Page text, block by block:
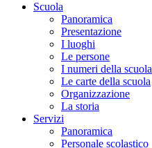
Scuola
Panoramica
Presentazione
I luoghi
Le persone
I numeri della scuola
Le carte della scuola
Organizzazione
La storia
Servizi
Panoramica
Personale scolastico